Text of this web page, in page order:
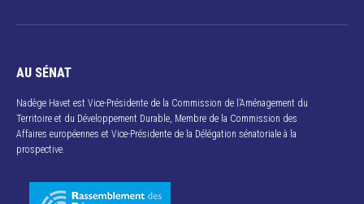
AU SÉNAT
Nadège Havet est Vice-Présidente de la Commission de l’Aménagement du
Territoire et du Développement Durable, Membre de la Commission des
Affaires européennes et Vice-Présidente de la Délégation sénatoriale à la
prospective.